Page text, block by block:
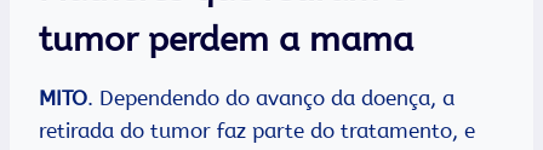
tumor perdem a mama
MITO. Dependendo do avanço da doença, a
retirada do tumor faz parte do tratamento, e